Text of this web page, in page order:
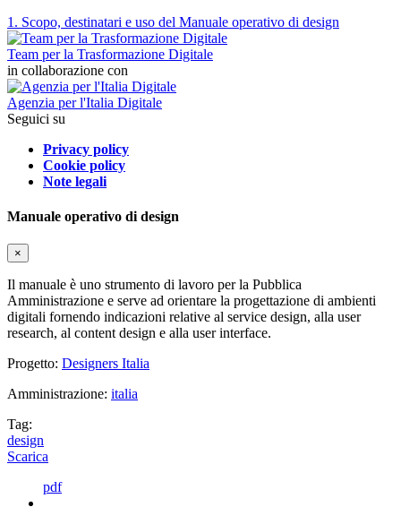
1. Scopo, destinatari e uso del Manuale operativo di design
Team per la Trasformazione Digitale
in collaborazione con
Agenzia per l'Italia Digitale
Seguici su
Privacy policy
Cookie policy
Note legali
Manuale operativo di design
×
Il manuale è uno strumento di lavoro per la Pubblica
Amministrazione e serve ad orientare la progettazione di ambienti
digitali fornendo indicazioni relative al service design, alla user
research, al content design e alla user interface.
Progetto: Designers Italia
Amministrazione: italia
Tag:
design
Scarica
pdf